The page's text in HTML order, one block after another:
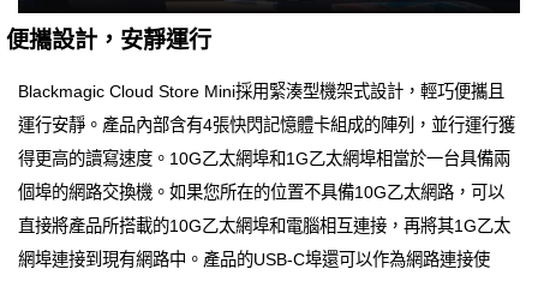
便攜設計，安靜運行
Blackmagic Cloud Store Mini採用緊湊型機架式設計，輕巧便攜且
運行安靜。產品內部含有4張快閃記憶體卡組成的陣列，並行運行獲
得更高的讀寫速度。10G乙太網埠和1G乙太網埠相當於一台具備兩
個埠的網路交換機。如果您所在的位置不具備10G乙太網路，可以
直接將產品所搭載的10G乙太網埠和電腦相互連接，再將其1G乙太
網埠連接到現有網路中。產品的USB-C埠還可以作為網路連接使